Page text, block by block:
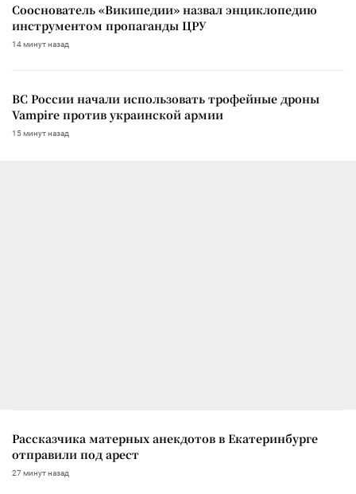
Сооснователь «Википедии» назвал энциклопедию
инструментом пропаганды ЦРУ
14 минут назад
ВС России начали использовать трофейные дроны
Vampire против украинской армии
15 минут назад
Рассказчика матерных анекдотов в Екатеринбурге
отправили под арест
27 минут назад